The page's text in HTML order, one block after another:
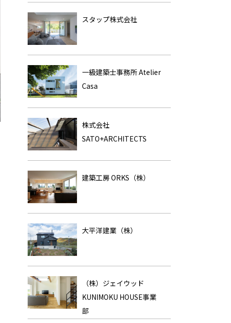
スタップ株式会社
一級建築士事務所 Atelier
Casa
株式会社
SATO+ARCHITECTS
建築工房 ORKS（株）
大平洋建業（株）
（株）ジェイウッド
KUNIMOKU HOUSE事業
部